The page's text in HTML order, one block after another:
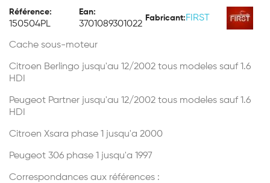
Référence:
150504PL
Ean:
3701089301022
Fabricant: FIRST
Cache sous-moteur
Citroen Berlingo jusqu'au 12/2002 tous modeles sauf 1.6
HDI
Peugeot Partner jusqu'au 12/2002 tous modeles sauf 1.6
HDI
Citroen Xsara phase 1 jusqu'a 2000
Peugeot 306 phase 1 jusqu'a 1997
Correspondances aux références :